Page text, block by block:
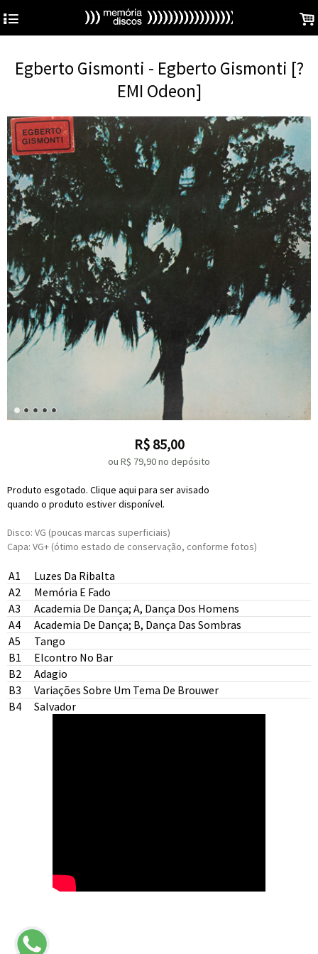
4 .
Egberto Gismonti - Egberto Gismonti [?
EMI Odeon]
R$ 85,00
ou R$ 79,90no depósito
Produto esgotado. Clique aqui para ser avisado
quando o produto estiver disponível.
Disco: VG (poucas marcas superficiais)
Capa: VG+ (ótimo estado de conservação, conforme fotos)
A1
Luzes Da Ribalta
A2
Memória E Fado
A3
Academia De Dança; A, Dança Dos Homens
A4
Academia De Dança; B, Dança Das Sombras
A5
Tango
B1
Elcontro No Bar
B2
Adagio
B3
Variações Sobre Um Tema De Brouwer
B4
Salvador